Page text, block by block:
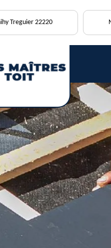
Treguier 22220